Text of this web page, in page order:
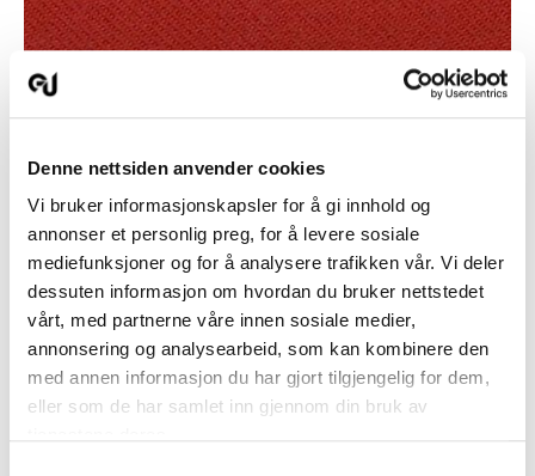
Denne nettsiden anvender cookies
Vi bruker informasjonskapsler for å gi innhold og
annonser et personlig preg, for å levere sosiale
mediefunksjoner og for å analysere trafikken vår. Vi deler
dessuten informasjon om hvordan du bruker nettstedet
vårt, med partnerne våre innen sosiale medier,
annonsering og analysearbeid, som kan kombinere den
med annen informasjon du har gjort tilgjengelig for dem,
eller som de har samlet inn gjennom din bruk av
640 Rød
Produktinformasjon